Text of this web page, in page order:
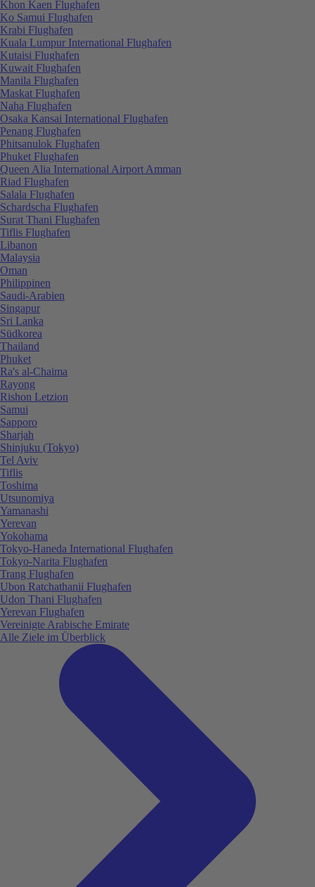
Khon Kaen Flughafen
Ko Samui Flughafen
Krabi Flughafen
Kuala Lumpur International Flughafen
Kutaisi Flughafen
Kuwait Flughafen
Manila Flughafen
Maskat Flughafen
Naha Flughafen
Osaka Kansai International Flughafen
Penang Flughafen
Phitsanulok Flughafen
Phuket Flughafen
Queen Alia International Airport Amman
Riad Flughafen
Salala Flughafen
Schardscha Flughafen
Surat Thani Flughafen
Tiflis Flughafen
Libanon
Malaysia
Oman
Philippinen
Saudi-Arabien
Singapur
Sri Lanka
Südkorea
Thailand
Phuket
Ra's al-Chaima
Rayong
Rishon Letzion
Samui
Sapporo
Sharjah
Shinjuku (Tokyo)
Tel Aviv
Tiflis
Toshima
Utsunomiya
Yamanashi
Yerevan
Yokohama
Tokyo-Haneda International Flughafen
Tokyo-Narita Flughafen
Trang Flughafen
Ubon Ratchathanii Flughafen
Udon Thani Flughafen
Yerevan Flughafen
Vereinigte Arabische Emirate
Alle Ziele im Überblick